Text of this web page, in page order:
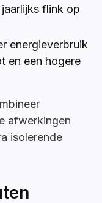
flink op
energieverbruik
en een hogere
afwerkingen
isolerende